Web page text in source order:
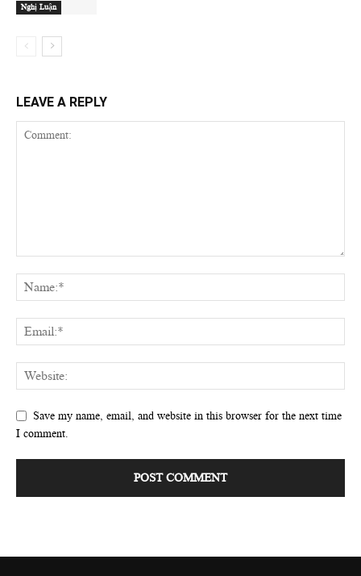
Nghị Luận
LEAVE A REPLY
Save my name, email, and website in this browser for the next time
I comment.